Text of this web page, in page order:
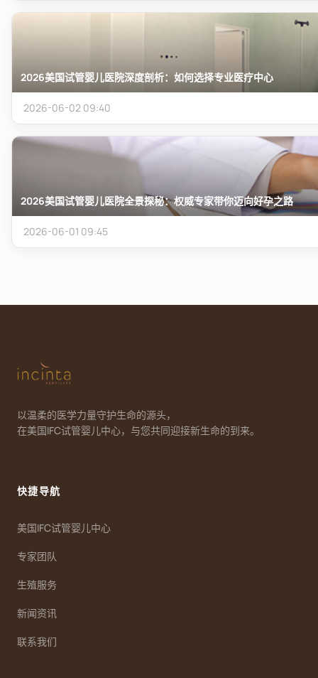
2026美国试管婴儿医院深度剖析：如何选择专业医疗中心
2026-06-02 09:40
2026美国试管婴儿医院全景探秘：权威专家带你迈向好孕之路
2026-06-01 09:45
以温柔的医学力量守护生命的源头，
在美国IFC试管婴儿中心，与您共同迎接新生命的到来。
快捷导航
美国IFC试管婴儿中心
专家团队
生殖服务
新闻资讯
联系我们